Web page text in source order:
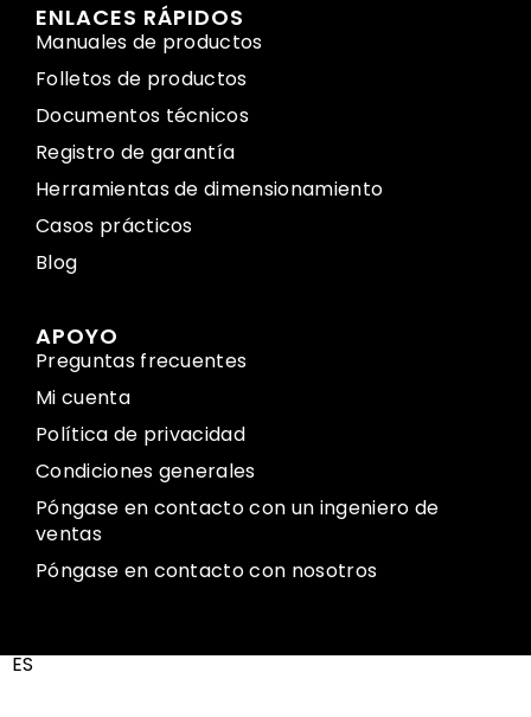
ENLACES RÁPIDOS
Manuales de productos
Folletos de productos
Documentos técnicos
Registro de garantía
Herramientas de dimensionamiento
Casos prácticos
Blog
APOYO
Preguntas frecuentes
Mi cuenta
Política de privacidad
Condiciones generales
Póngase en contacto con un ingeniero de
ventas
Póngase en contacto con nosotros
ES